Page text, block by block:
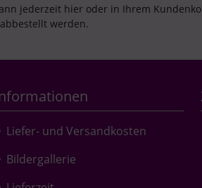
jederzeit hier oder in Ihrem
abbestellt werden.
Liefer- und Versandkosten
Bildergallerie